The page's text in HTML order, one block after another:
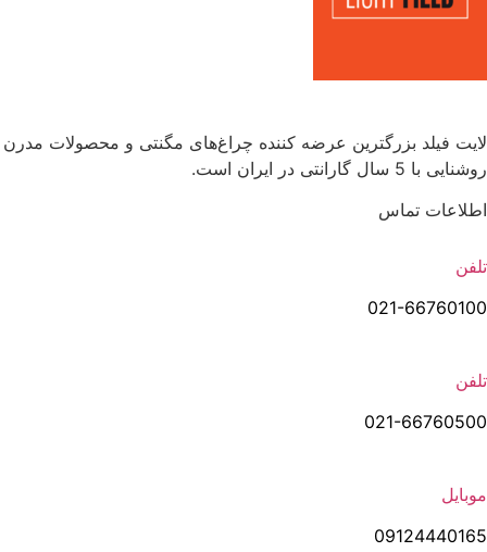
لایت فیلد بزرگترین عرضه کننده چراغ‌های مگنتی و محصولات مدرن
روشنایی با 5 سال گارانتی در ایران است.
اطلاعات تماس
تلفن
021-66760100
تلفن
021-66760500
موبایل
09124440165